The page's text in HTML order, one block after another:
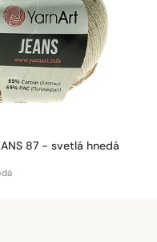
87 - svetlá hnedá